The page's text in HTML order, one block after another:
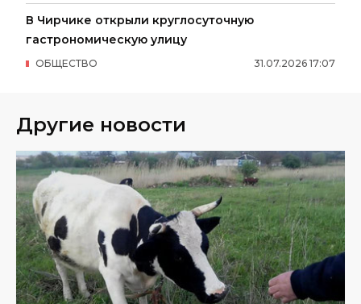
В Чирчике открыли круглосуточную
гастрономическую улицу
31.07.2026 17:07
ОБЩЕСТВО
Другие новости